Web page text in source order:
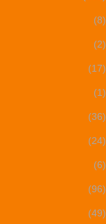
(8)
(2)
(17)
(1)
(36)
(24)
(6)
(96)
(49)